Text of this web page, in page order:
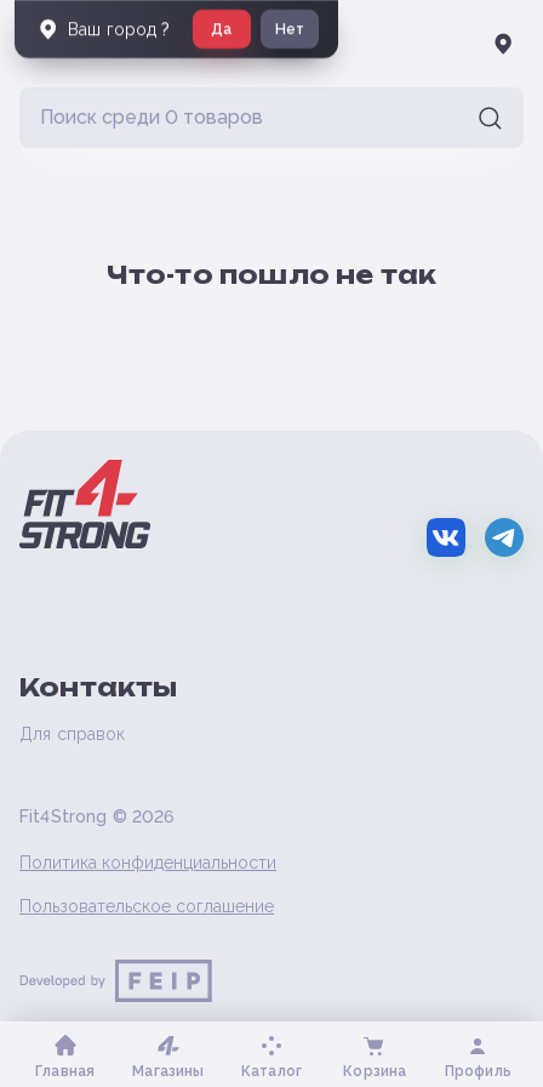
Что-то пошло не так
Контакты
Для справок
Fit4Strong © 2026
Политика конфиденциальности
Пользовательское соглашение
Главная Магазины Каталог Корзина Профиль
Ваш город ? Да Нет